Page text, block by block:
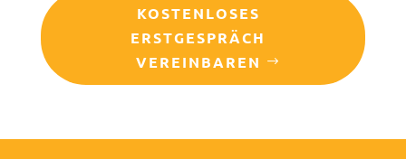
KOSTENLOSES
ERSTGESPRÄCH
VEREINBAREN